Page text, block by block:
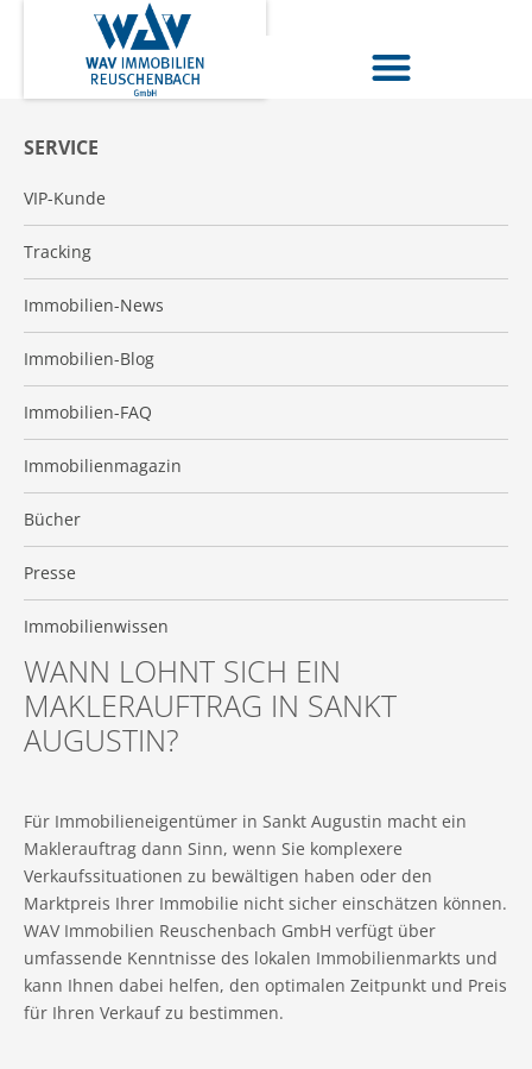
SERVICE
VIP-Kunde
Tracking
Immobilien-News
Immobilien-Blog
Immobilien-FAQ
Immobilienmagazin
Bücher
Presse
Immobilienwissen
WANN LOHNT SICH EIN
MAKLERAUFTRAG IN SANKT
AUGUSTIN?
Für Immobilieneigentümer in Sankt Augustin macht ein
Maklerauftrag dann Sinn, wenn Sie komplexere
Verkaufssituationen zu bewältigen haben oder den
Marktpreis Ihrer Immobilie nicht sicher einschätzen können.
WAV Immobilien Reuschenbach GmbH verfügt über
umfassende Kenntnisse des lokalen Immobilienmarkts und
kann Ihnen dabei helfen, den optimalen Zeitpunkt und Preis
für Ihren Verkauf zu bestimmen.